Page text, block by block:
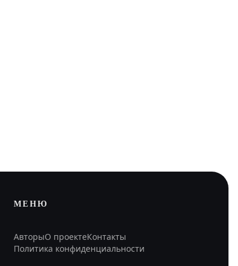
МЕНЮ
АвторыО проектеКонтакты
Политика конфиденциальности